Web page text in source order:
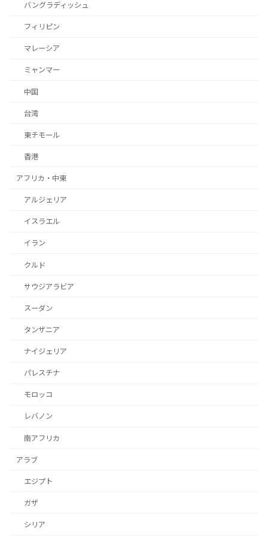
バングラディッシュ
フィリピン
マレーシア
ミャンマー
中国
台湾
東チモール
香港
アフリカ・中東
アルジェリア
イスラエル
イラン
クルド
サウジアラビア
スーダン
タンザニア
ナイジェリア
パレスチナ
モロッコ
レバノン
南アフリカ
アラブ
エジプト
ガザ
シリア